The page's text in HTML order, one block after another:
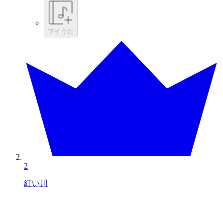
マイうた
2
紅い川